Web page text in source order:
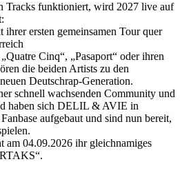
Tracks funktioniert, wird 2027 live auf
ersten gemeinsamen Tour quer
Cinq“, „Pasaport“ oder ihren
die beiden Artists zu den
Deutschrap-Generation.
schnell wachsenden Community und
haben sich DELIL & AVIE in
aufgebaut und sind nun bereit,
am 04.09.2026 ihr gleichnamiges